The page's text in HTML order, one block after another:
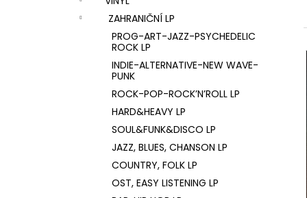
ZAHRANIČNÍ LP
PROG-ART-JAZZ-PSYCHEDELIC
ROCK LP
INDIE-ALTERNATIVE-NEW WAVE-
PUNK
ROCK-POP-ROCK’N’ROLL LP
HARD&HEAVY LP
SOUL&FUNK&DISCO LP
JAZZ, BLUES, CHANSON LP
COUNTRY, FOLK LP
OST, EASY LISTENING LP
U2 – THE JOSHUA TREE LP
1 290 Kč